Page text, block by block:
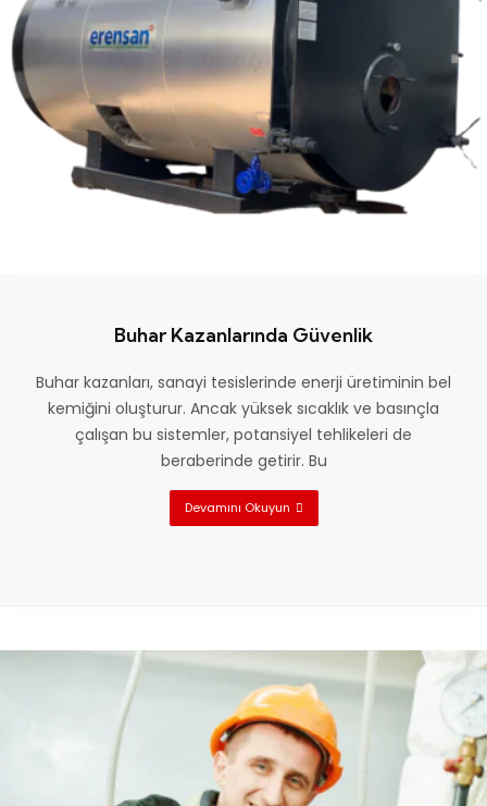
Buhar Kazanlarında Güvenlik
Buhar kazanları, sanayi tesislerinde enerji üretiminin bel
kemiğini oluşturur. Ancak yüksek sıcaklık ve basınçla
çalışan bu sistemler, potansiyel tehlikeleri de
beraberinde getirir. Bu
Devamını Okuyun